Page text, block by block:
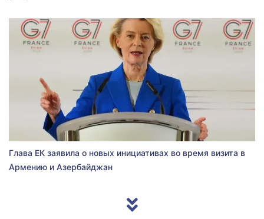
Глава ЕК заявила о новых инициативах во время визита в
Армению и Азербайджан